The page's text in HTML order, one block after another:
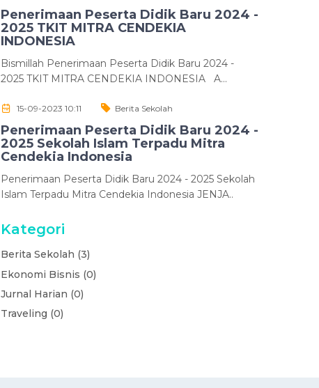
Penerimaan Peserta Didik Baru 2024 -
2025 TKIT MITRA CENDEKIA
INDONESIA
Bismillah Penerimaan Peserta Didik Baru 2024 -
2025 TKIT MITRA CENDEKIA INDONESIA A...
15-09-2023 10:11 Berita Sekolah
Penerimaan Peserta Didik Baru 2024 -
2025 Sekolah Islam Terpadu Mitra
Cendekia Indonesia
Penerimaan Peserta Didik Baru 2024 - 2025 Sekolah
Islam Terpadu Mitra Cendekia Indonesia JENJA..
Kategori
Berita Sekolah (3)
Ekonomi Bisnis (0)
Jurnal Harian (0)
Traveling (0)